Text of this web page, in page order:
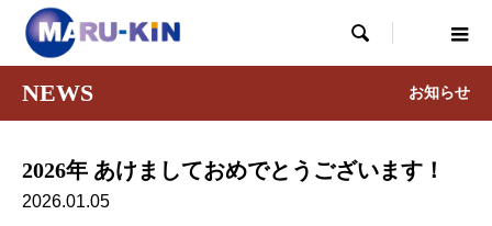

NEWS お知らせ
2026年 あけましておめでとうございます！
2026.01.05